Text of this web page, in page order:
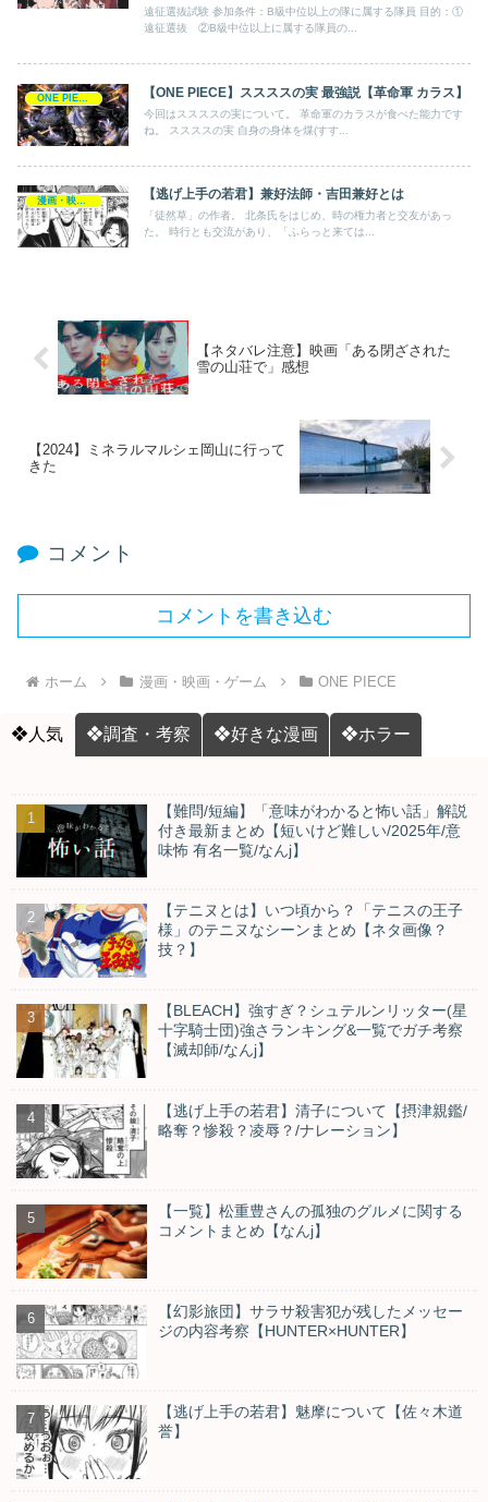
遠征選抜試験 参加条件：B級中位以上の隊に属する隊員 目的：①
遠征選抜 ②B級中位以上に属する隊員の...
【ONE PIECE】ススススの実 最強説【革命軍 カラス】
今回はススススの実について。 革命軍のカラスが食べた能力です
ね。 ススススの実 自身の身体を煤(すす...
【逃げ上手の若君】兼好法師・吉田兼好とは
「徒然草」の作者。 北条氏をはじめ、時の権力者と交友があっ
た。 時行とも交流があり、「ふらっと来ては...
【ネタバレ注意】映画「ある閉ざされた
雪の山荘で」感想
【2024】ミネラルマルシェ岡山に行って
きた
コメント
コメントを書き込む
ホーム 漫画・映画・ゲーム ONE PIECE
❖人気 ❖調査・考察 ❖好きな漫画 ❖ホラー
【難問/短編】「意味がわかると怖い話」解説
付き最新まとめ【短いけど難しい/2025年/意
味怖 有名一覧/なんj】
【テニヌとは】いつ頃から？「テニスの王子
様」のテニヌなシーンまとめ【ネタ画像？
技？】
【BLEACH】強すぎ？シュテルンリッター(星
十字騎士団)強さランキング&一覧でガチ考察
【滅却師/なんj】
【逃げ上手の若君】清子について【摂津親鑑/
略奪？惨殺？凌辱？/ナレーション】
【一覧】松重豊さんの孤独のグルメに関する
コメントまとめ【なんj】
【幻影旅団】サラサ殺害犯が残したメッセー
ジの内容考察【HUNTER×HUNTER】
【逃げ上手の若君】魅摩について【佐々木道
誉】